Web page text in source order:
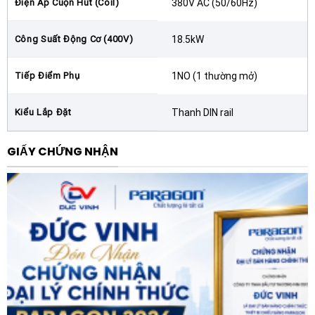
Bên cạnh đó, dòng EasyPact TVS mà
kinh tế. Thiết bị giúp các chủ đầu tư tối ưu hóa chi phí
thuật cần thiết. Khả năng tương thích tốt với các phụ
từ hoàn chỉnh, bảo vệ động cơ khỏi quá tải một cách
toàn diện.
Ứng dụng thực tiễn của sản phẩm
Nhờ dải công suất phù hợp và độ tin cậy cao,
Contactor Schneider LC1E3810Q7 38A 1NO 380V
được ứng dụng rộng rãi trong nhiều lĩnh vực:
Điều khiển động cơ:
Sử dụng trong các mạch khởi
Điện Áp Cuộn Hút (Coil) 380V AC (50/60Hz)
Công Suất Động Cơ (400V) 18.5kW
Tiếp Điểm Phụ 1NO (1 thường mở)
Kiểu Lắp Đặt Thanh DIN rail
GIẤY CHỨNG NHẬN